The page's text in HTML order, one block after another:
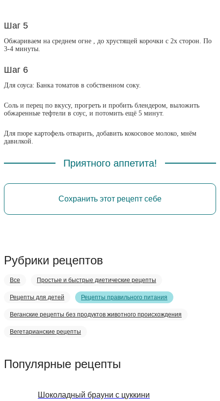
Шаг 5
Обжариваем на среднем огне , до хрустящей корочки с 2х сторон. По
3-4 минуты.
Шаг 6
Для соуса: Банка томатов в собственном соку.
Соль и перец по вкусу, прогреть и пробить блендером, выложить
обжаренные тефтели в соус, и потомить ещё 5 минут.
Для пюре картофель отварить, добавить кокосовое молоко, мнём
давилкой.
Приятного аппетита!
Сохранить этот рецепт себе
Рубрики рецептов
Все Простые и быстрые диетические рецепты
Рецепты для детей Рецепты правильного питания
Веганские рецепты без продуктов животного происхождения
Вегетарианские рецепты
Популярные рецепты
Шоколадный брауни с цуккини